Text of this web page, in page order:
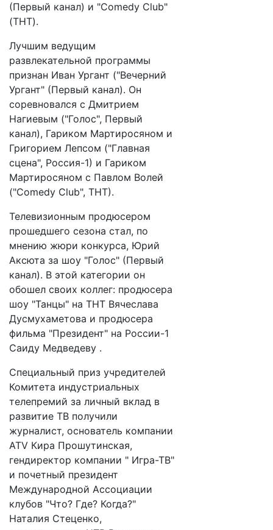
(Первый канал) и "Comedy Club"
(ТНТ).
Лучшим ведущим
развлекательной программы
признан Иван Ургант ("Вечерний
Ургант" (Первый канал). Он
соревновался с Дмитрием
Нагиевым ("Голос", Первый
канал), Гариком Мартиросяном и
Григорием Лепсом ("Главная
сцена", Россия-1) и Гариком
Мартиросяном с Павлом Волей
("Comedy Club", ТНТ).
Телевизионным продюсером
прошедшего сезона стал, по
мнению жюри конкурса, Юрий
Аксюта за шоу "Голос" (Первый
канал). В этой категории он
обошел своих коллег: продюсера
шоу "Танцы" на ТНТ Вячеслава
Дусмухаметова и продюсера
фильма "Президент" на России-1
Саиду Медведеву .
Специальный приз учредителей
Комитета индустриальных
телепремий за личный вклад в
развитие ТВ получили
журналист, основатель компании
ATV Кира Прошутинская,
гендиректор компании " Игра-ТВ"
и почетный президент
Международной Ассоциации
клубов "Что? Где? Когда?"
Наталия Стеценко,